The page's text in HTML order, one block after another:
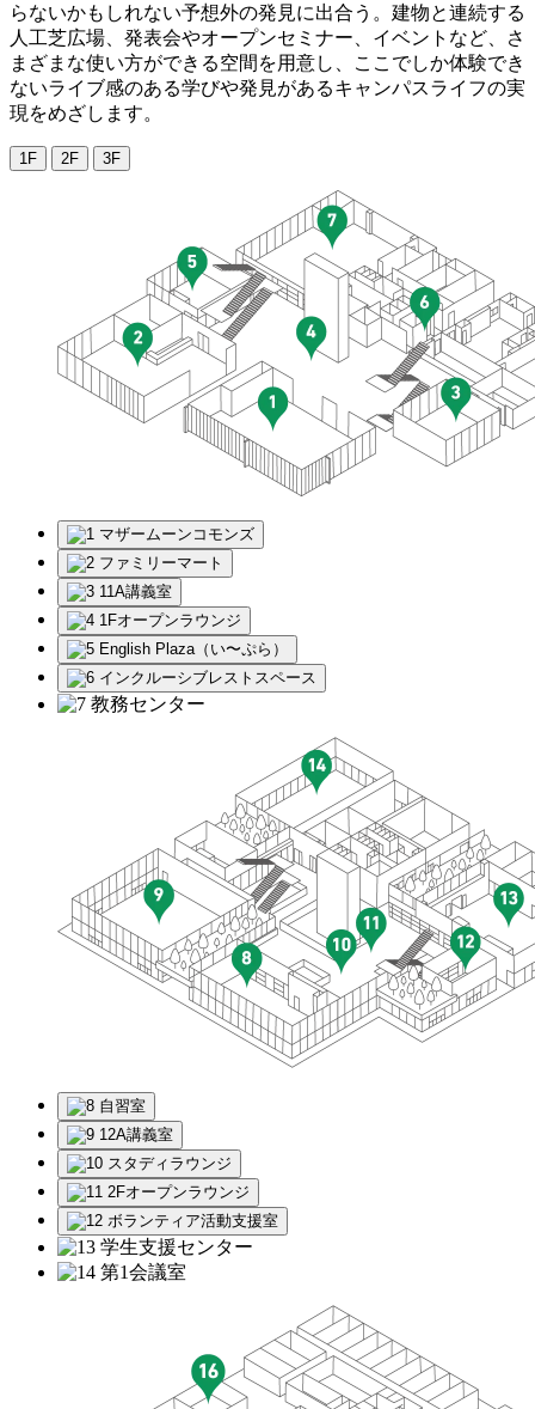
らないかもしれない予想外の発見に出合う。建物と連続する
人工芝広場、発表会やオープンセミナー、イベントなど、さ
まざまな使い方ができる空間を用意し、ここでしか体験でき
ないライブ感のある学びや発見があるキャンパスライフの実
現をめざします。
1F 2F 3F
マザームーンコモンズ
ファミリーマート
11A講義室
1Fオープンラウンジ
English Plaza（い〜ぷら）
インクルーシブレストスペース
教務センター
自習室
12A講義室
スタディラウンジ
2Fオープンラウンジ
ボランティア活動支援室
学生支援センター
第1会議室